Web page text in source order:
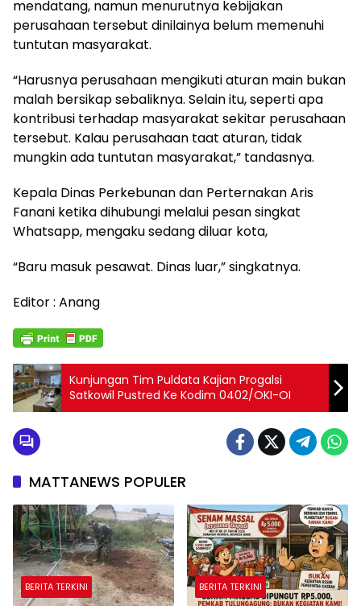
mendatang, namun menurutnya kebijakan
perusahaan tersebut dinilainya belum memenuhi
tuntutan masyarakat.
“Harusnya perusahaan mengikuti aturan main bukan
malah bersikap sebaliknya. Selain itu, seperti apa
kontribusi terhadap masyarakat sekitar perusahaan
tersebut. Kalau perusahaan taat aturan, tidak
mungkin ada tuntutan masyarakat,” tandasnya.
Kepala Dinas Perkebunan dan Perternakan Aris
Fanani ketika dihubungi melalui pesan singkat
Whatsapp, mengaku sedang diluar kota,
“Baru masuk pesawat. Dinas luar,” singkatnya.
Editor : Anang
Kunjungan Tim Puldata Kajian Progalsi
Satkowil Pustred Ke Kodim 0402/OKI-OI
MATTANEWS POPULER
BERITA TERKINI BERITA TERKINI